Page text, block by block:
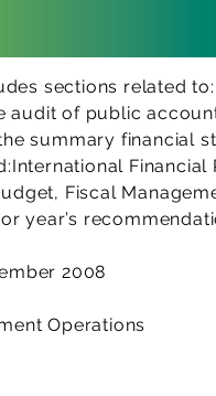
sections related to:
audit of public
summary financial
Financial
Fiscal
year’s
2008
Operations